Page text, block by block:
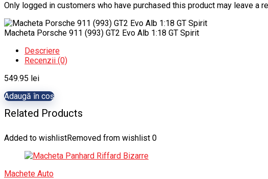
Only logged in customers who have purchased this product may leave a
Macheta Porsche 911 (993) GT2 Evo Alb 1:18 GT Spirit
Descriere
Recenzii (0)
549.95 lei
Adaugă în coș
Related Products
Added to wishlistRemoved from wishlist 0
Machete Auto